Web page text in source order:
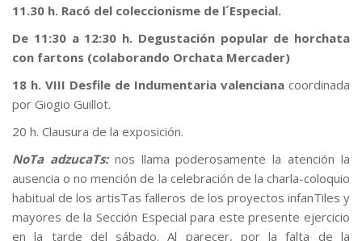
11.30 h. Racó del coleccionisme de l´Especial.
De 11:30 a 12:30 h. Degustación popular de horchata
con fartons (colaborando Orchata Mercader)
18 h. VIII Desfile de Indumentaria valenciana coordinada
por Giogio Guillot.
20 h. Clausura de la exposición.
NoTa adzucaTs: nos llama poderosamente la atención la
ausencia o no mención de la celebración de la charla-coloquio
habitual de los artisTas falleros de los proyectos infanTiles y
mayores de la Sección Especial para este presente ejercicio
en la tarde del sábado. Al parecer, por la falta de la